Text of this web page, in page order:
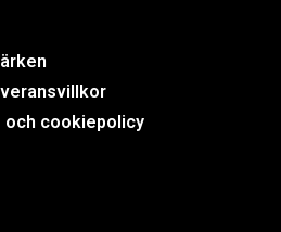
cookiepolicy